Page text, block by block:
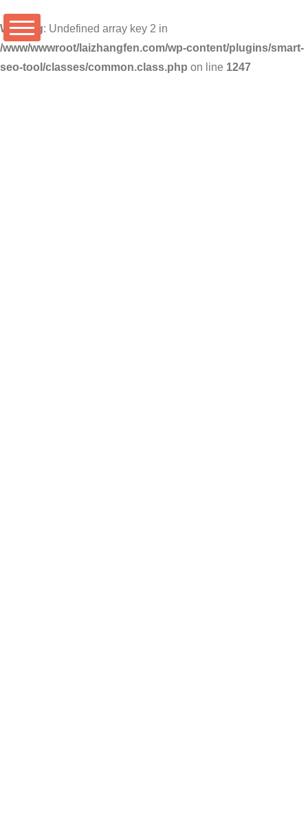
Warning: Undefined array key 2 in
/www/wwwroot/laizhangfen.com/wp-content/plugins/smart-
seo-tool/classes/common.class.php on line 1247